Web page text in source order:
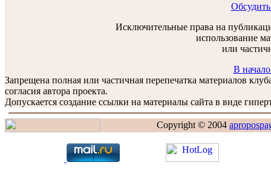
Исключительные права на
использование
или
В
Запрещена полная или частичная перепечатка материалов
согласия автора проекта.
Допускается создание ссылки на материалы сайта в виде
Copyright © 2004